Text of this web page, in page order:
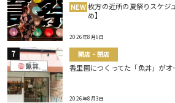
NEW 枚方の近所の夏祭りスケジ
め】
2026年8月6日
開店・閉店
香里園につくってた「魚丼」がオ
2026年8月3日